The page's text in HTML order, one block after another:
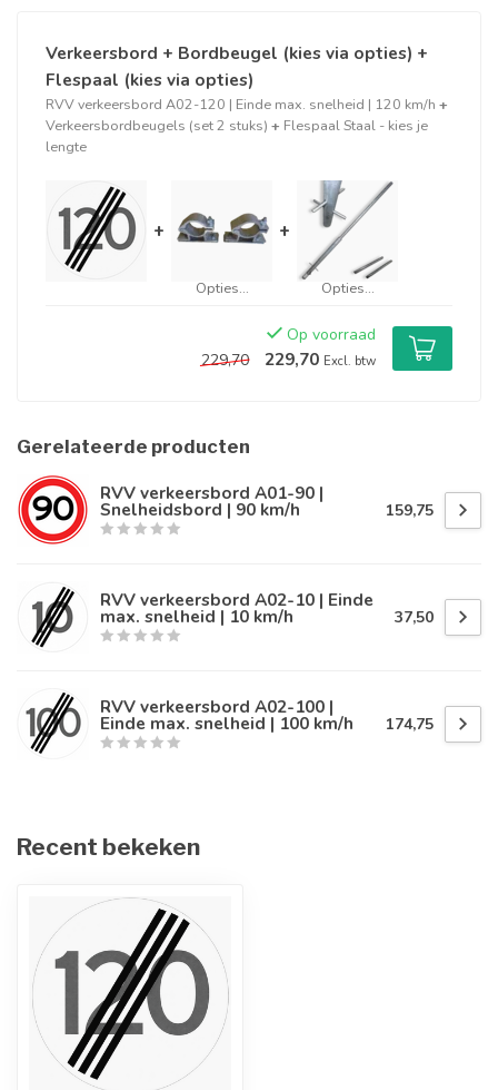
Verkeersbord + Bordbeugel (kies via opties) +
Flespaal (kies via opties)
RVV verkeersbord A02-120 | Einde max. snelheid | 120 km/h +
Verkeersbordbeugels (set 2 stuks) + Flespaal Staal - kies je
lengte
+
Opties...
+
Opties...
Op voorraad
229,70
229,70 Excl. btw
Gerelateerde producten
RVV verkeersbord A01-90 |
Snelheidsbord | 90 km/h 159,75
RVV verkeersbord A02-10 | Einde
max. snelheid | 10 km/h 37,50
RVV verkeersbord A02-100 |
Einde max. snelheid | 100 km/h 174,75
Recent bekeken